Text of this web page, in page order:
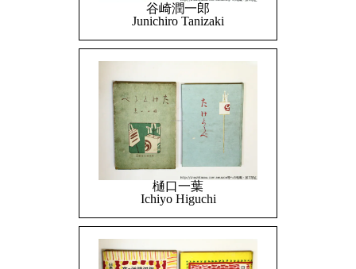
谷崎潤一郎
Junichiro Tanizaki
樋口一葉
Ichiyo Higuchi